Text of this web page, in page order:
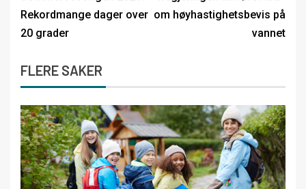
Rekordmange dager over
20 grader
om høyhastighetsbevis på
vannet
FLERE SAKER